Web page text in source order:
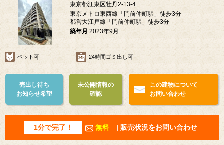
東京都江東区牡丹2-13-4
東京メトロ東西線「門前仲町駅」徒歩3分
都営大江戸線「門前仲町駅」徒歩3分
築年月 2023年9月
ペット可 24時間ゴミ出し可
売出し待ち
お知らせ希望
未公開情報の
確認
この建物について
お問い合わせ
1分で完了！ 無料 | 販売状況をお問い合わせ